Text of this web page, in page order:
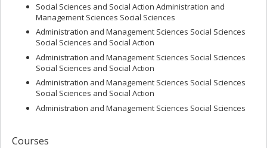
Social Sciences and Social Action Administration and
Management Sciences Social Sciences
Administration and Management Sciences Social Sciences
Social Sciences and Social Action
Administration and Management Sciences Social Sciences
Social Sciences and Social Action
Administration and Management Sciences Social Sciences
Social Sciences and Social Action
Administration and Management Sciences Social Sciences
Courses